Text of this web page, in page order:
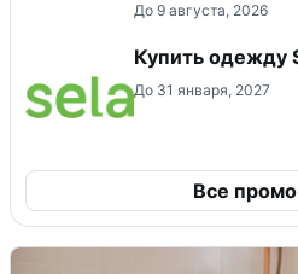
До 9 августа, 2026
Купить одежду
До 31 января, 2027
Все